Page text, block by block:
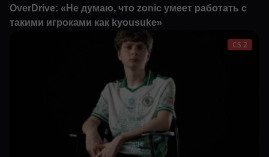
OverDrive: «Не думаю, что zonic умеет работать с
такими игроками как kyousuke»
CS 2